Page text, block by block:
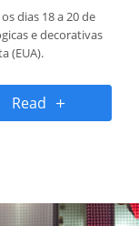
dias 18 a 20 de
e decorativas
(EUA).
Read